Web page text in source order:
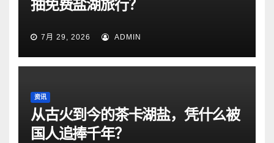
抽免费盐湖旅行？
7月 29, 2026 ADMIN
资讯
从古火到今的茶卡湖盐，凭什么被
国人追捧千年？